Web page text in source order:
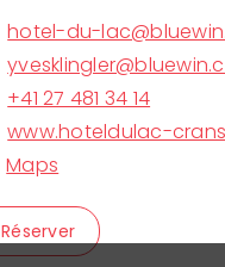
hotel-du-
+41 27 481 34 14
www.hoteldulac-
Maps
Réserver